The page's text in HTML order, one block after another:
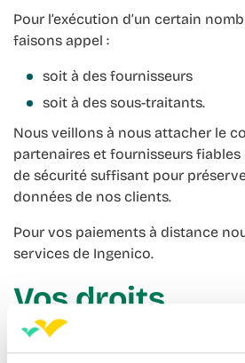
Pour l’exécution d’un certain nombre d’opérations nous
faisons appel :
soit à des fournisseurs
soit à des sous-traitants.
Nous veillons à nous attacher le concours de
partenaires et fournisseurs
de sécurité suffisant pour
données de nos clients.
Pour vos paiements à distance nous utilisons les
services de Ingenico.
Vos droits